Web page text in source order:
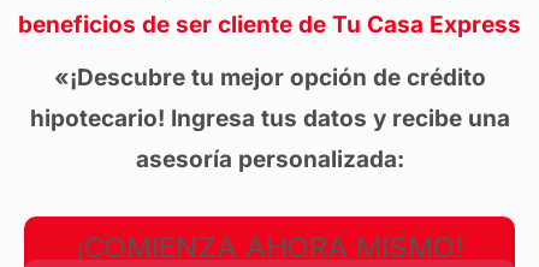
beneficios de ser cliente de Tu Casa Express
«¡Descubre tu mejor opción de crédito
hipotecario! Ingresa tus datos y recibe una
asesoría personalizada:
¡COMIENZA AHORA MISMO!